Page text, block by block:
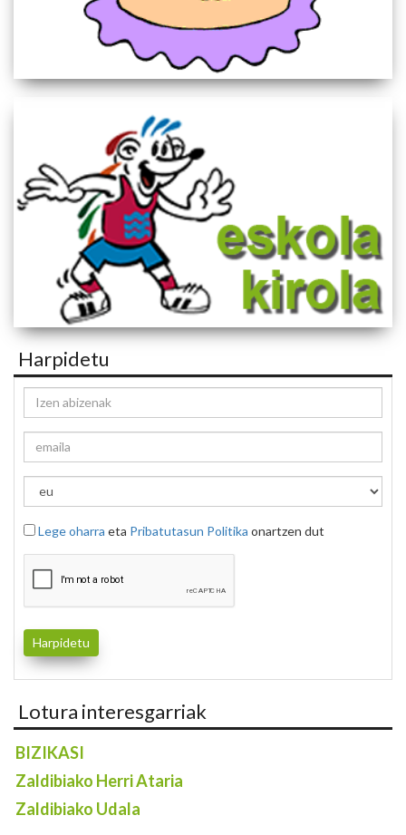
Harpidetu
Lege oharra eta Pribatutasun Politika onartzen dut
Lotura interesgarriak
BIZIKASI
Zaldibiako Herri Ataria
Zaldibiako Udala